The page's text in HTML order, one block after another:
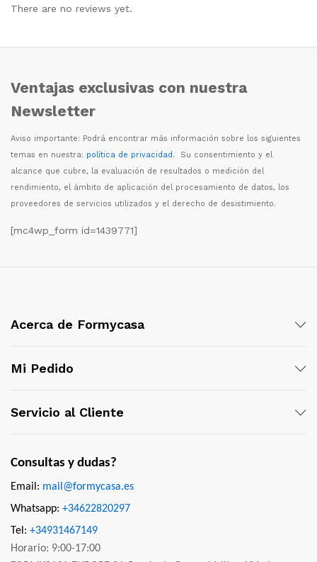
There are no reviews yet.
Ventajas exclusivas con nuestra
Newsletter
Aviso importante: Podrá encontrar más información sobre los siguientes
temas en nuestra: política de privacidad. Su consentimiento y el
alcance que cubre, la evaluación de resultados o medición del
rendimiento, el ámbito de aplicación del procesamiento de datos, los
proveedores de servicios utilizados y el derecho de desistimiento.
[mc4wp_form id=1439771]
Acerca de Formycasa
Mi Pedido
Servicio al Cliente
Consultas y dudas?
Email: mail@formycasa.es
Whatsapp: +34622820297
Tel: +34931467149
Horario: 9:00-17:00